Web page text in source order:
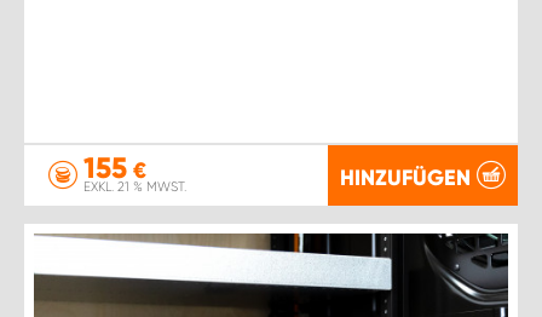
155 €
EXKL. 21 % MWST. HINZUFÜGEN